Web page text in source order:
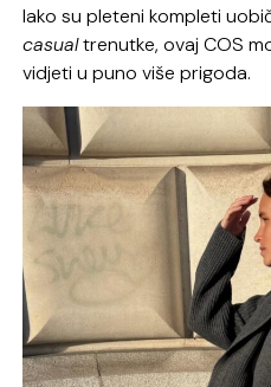
Iako su pleteni kompleti
casualtrenutke, ovaj COS
vidjeti u puno više prigoda.